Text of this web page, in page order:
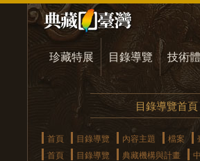
珍藏特展 目錄導覽 技術
目錄導覽首頁
首頁 目錄導覽 內容主題 檔案
首頁
目錄導覽 典藏機構與計畫